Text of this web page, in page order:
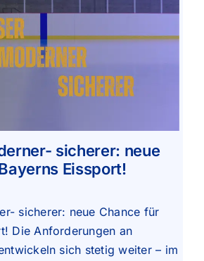
sicherer: neue
Eissport!
sicherer: neue Chance für
Die Anforderungen an
sich stetig weiter – im